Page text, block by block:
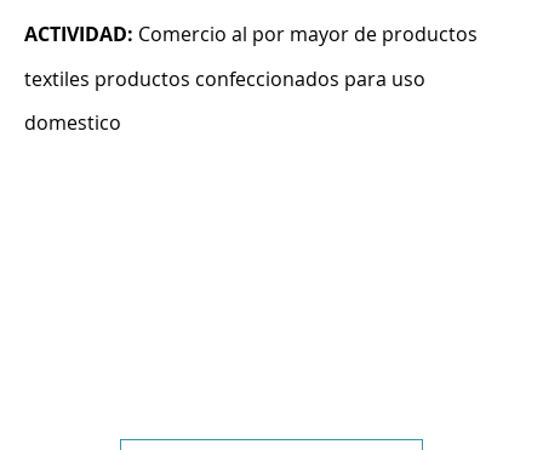
ACTIVIDAD: Comercio al por mayor de productos
textiles productos confeccionados para uso
domestico